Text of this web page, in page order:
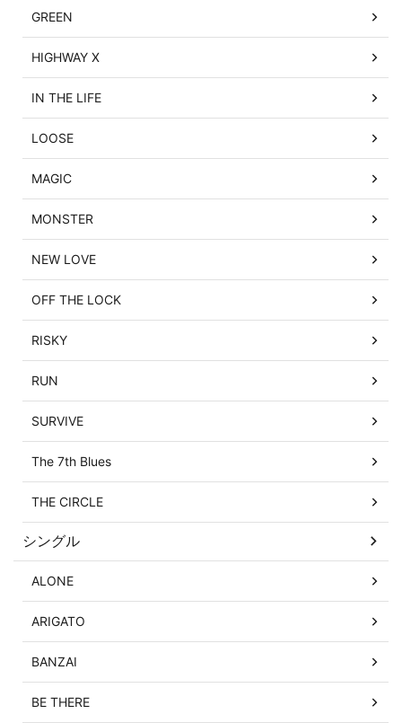
GREEN
HIGHWAY X
IN THE LIFE
LOOSE
MAGIC
MONSTER
NEW LOVE
OFF THE LOCK
RISKY
RUN
SURVIVE
The 7th Blues
THE CIRCLE
シングル
ALONE
ARIGATO
BANZAI
BE THERE